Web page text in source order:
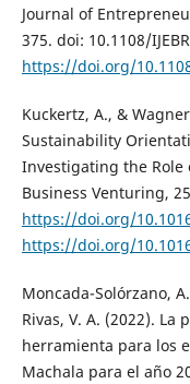
Journal of
375. doi: 10.1108/
https://doi.org/
Kuckertz, A., &
Sustainability
Investigating the Role
Business Venturing,
https://doi.org/
https://doi.org/
Moncada-Solórzano,
Rivas, V. A. (2022).
herramienta para los
Machala para el año